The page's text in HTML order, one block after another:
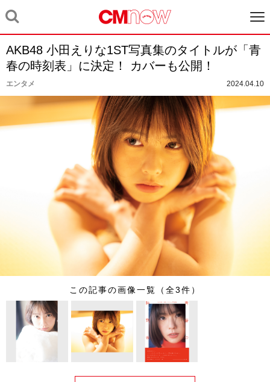
AKB48 小田えりな1ST写真集のタイトルが「青
春の時刻表」に決定！ カバーも公開！
エンタメ 2024.04.10
この記事の画像一覧（全3件）